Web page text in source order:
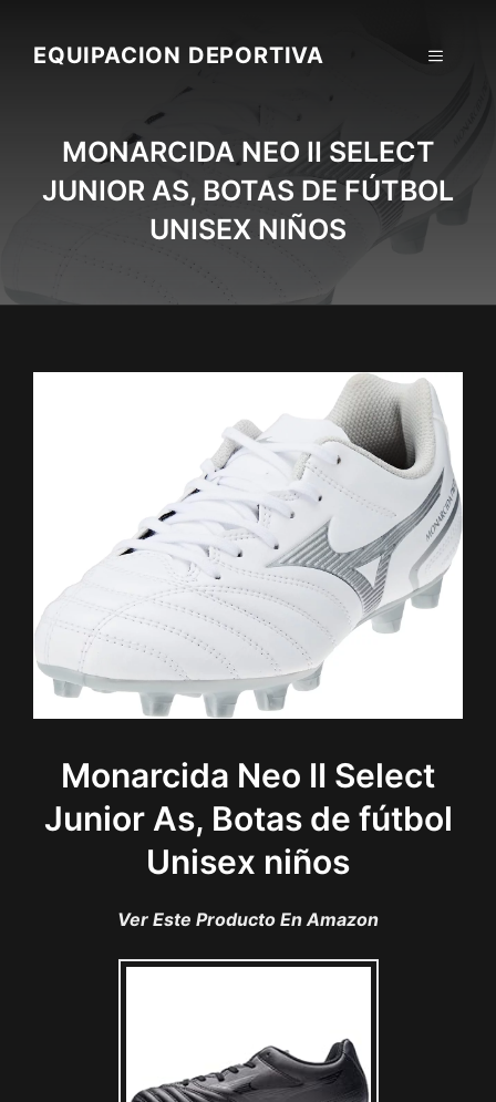
contentEQUIPACION DEPORTIVA MENU
MONARCIDA NEO II SELECT
JUNIOR AS, BOTAS DE FÚTBOL
UNISEX NIÑOS
Monarcida Neo II Select
Junior As, Botas de fútbol
Unisex niños
Ver Este Producto En Amazon